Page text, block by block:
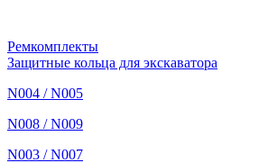
Ремкомплекты
Защитные кольца для экскаватора
N004 / N005
N008 / N009
N003 / N007